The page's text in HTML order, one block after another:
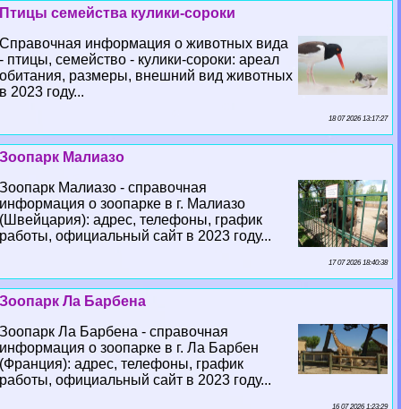
Птицы семейства кулики-сороки
Справочная информация о животных вида
- птицы, семейство - кулики-сороки: ареал
обитания, размеры, внешний вид животных
в 2023 году...
18 07 2026 13:17:27
Зоопарк Малиазо
Зоопарк Малиазо - справочная
информация о зоопарке в г. Малиазо
(Швейцария): адрес, телефоны, график
работы, официальный сайт в 2023 году...
17 07 2026 18:40:38
Зоопарк Ла Барбена
Зоопарк Ла Барбена - справочная
информация о зоопарке в г. Ла Барбен
(Франция): адрес, телефоны, график
работы, официальный сайт в 2023 году...
16 07 2026 1:23:29